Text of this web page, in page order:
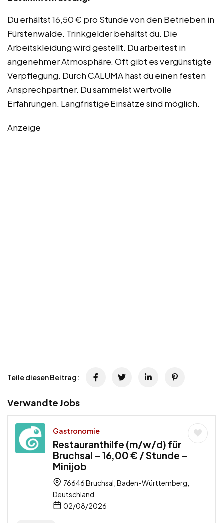
Du erhältst 16,50 € pro Stunde von den Betrieben in
Fürstenwalde. Trinkgelder behältst du. Die
Arbeitskleidung wird gestellt. Du arbeitest in
angenehmer Atmosphäre. Oft gibt es vergünstigte
Verpflegung. Durch CALUMA hast du einen festen
Ansprechpartner. Du sammelst wertvolle
Erfahrungen. Langfristige Einsätze sind möglich.
Anzeige
Teile diesen Beitrag:
Verwandte Jobs
Gastronomie
Restauranthilfe (m/w/d) für
Bruchsal – 16,00 € / Stunde –
Minijob
76646 Bruchsal, Baden-Württemberg,
Deutschland
02/08/2026